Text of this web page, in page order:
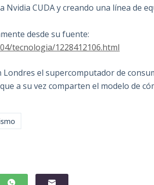
CUDA y creando una línea de
desde su fuente:
tecnologia/1228412106.html
el supercomputador de
a su vez comparten el modelo de